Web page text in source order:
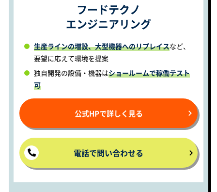
フードテクノ
エンジニアリング
生産ラインの増設、大型機器へのリプレイスなど、
要望に応えて環境を提案
独自開発の設備・機器はショールームで稼働テスト
可
公式HPで詳しく見る
電話で問い合わせる